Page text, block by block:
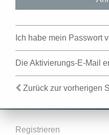
Ich habe mein Passwort
Die Aktivierungs-E-Mail
Zurück zur vorherigen
Registrieren